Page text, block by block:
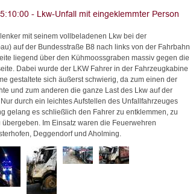
mit seinem vollbeladenen Lkw bei der
auf der Bundesstraße B8 nach links von der Fahrbahn
liegend über den Kühmoossgraben massiv gegen die
Dabei wurde der LKW Fahrer in der Fahrzeugkabine
gestaltete sich äußerst schwierig, da zum einen der
und zum anderen die ganze Last des Lkw auf der
durch ein leichtes Aufstellen des Unfallfahrzeuges
gelang es schließlich den Fahrer zu entklemmen, zu
Im Einsatz waren die Feuerwehren
Deggendorf und Aholming.